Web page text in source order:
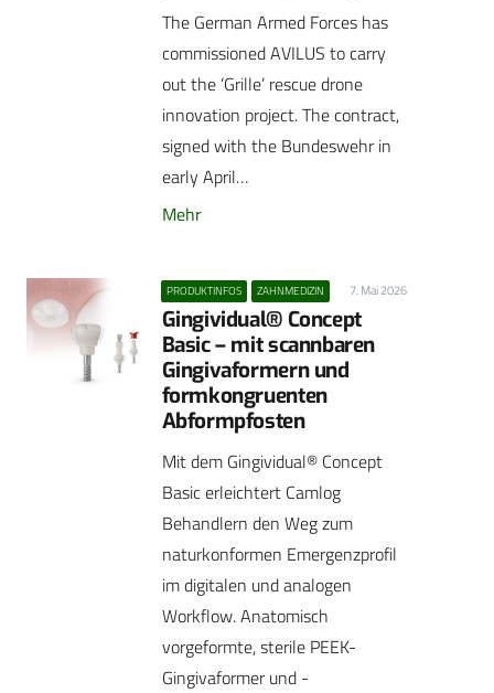
The German Armed Forces has
commissioned AVILUS to carry
out the ‘Grille’ rescue drone
innovation project. The contract,
signed with the Bundeswehr in
early April…
Mehr
PRODUKTINFOS ZAHNMEDIZIN 7. Mai 2026
Gingividual® Concept
Basic – mit scannbaren
Gingivaformern und
formkongruenten
Abformpfosten
Mit dem Gingividual® Concept
Basic erleichtert Camlog
Behandlern den Weg zum
naturkonformen Emergenzprofil
im digitalen und analogen
Workflow. Anatomisch
vorgeformte, sterile PEEK-
Gingivaformer und -